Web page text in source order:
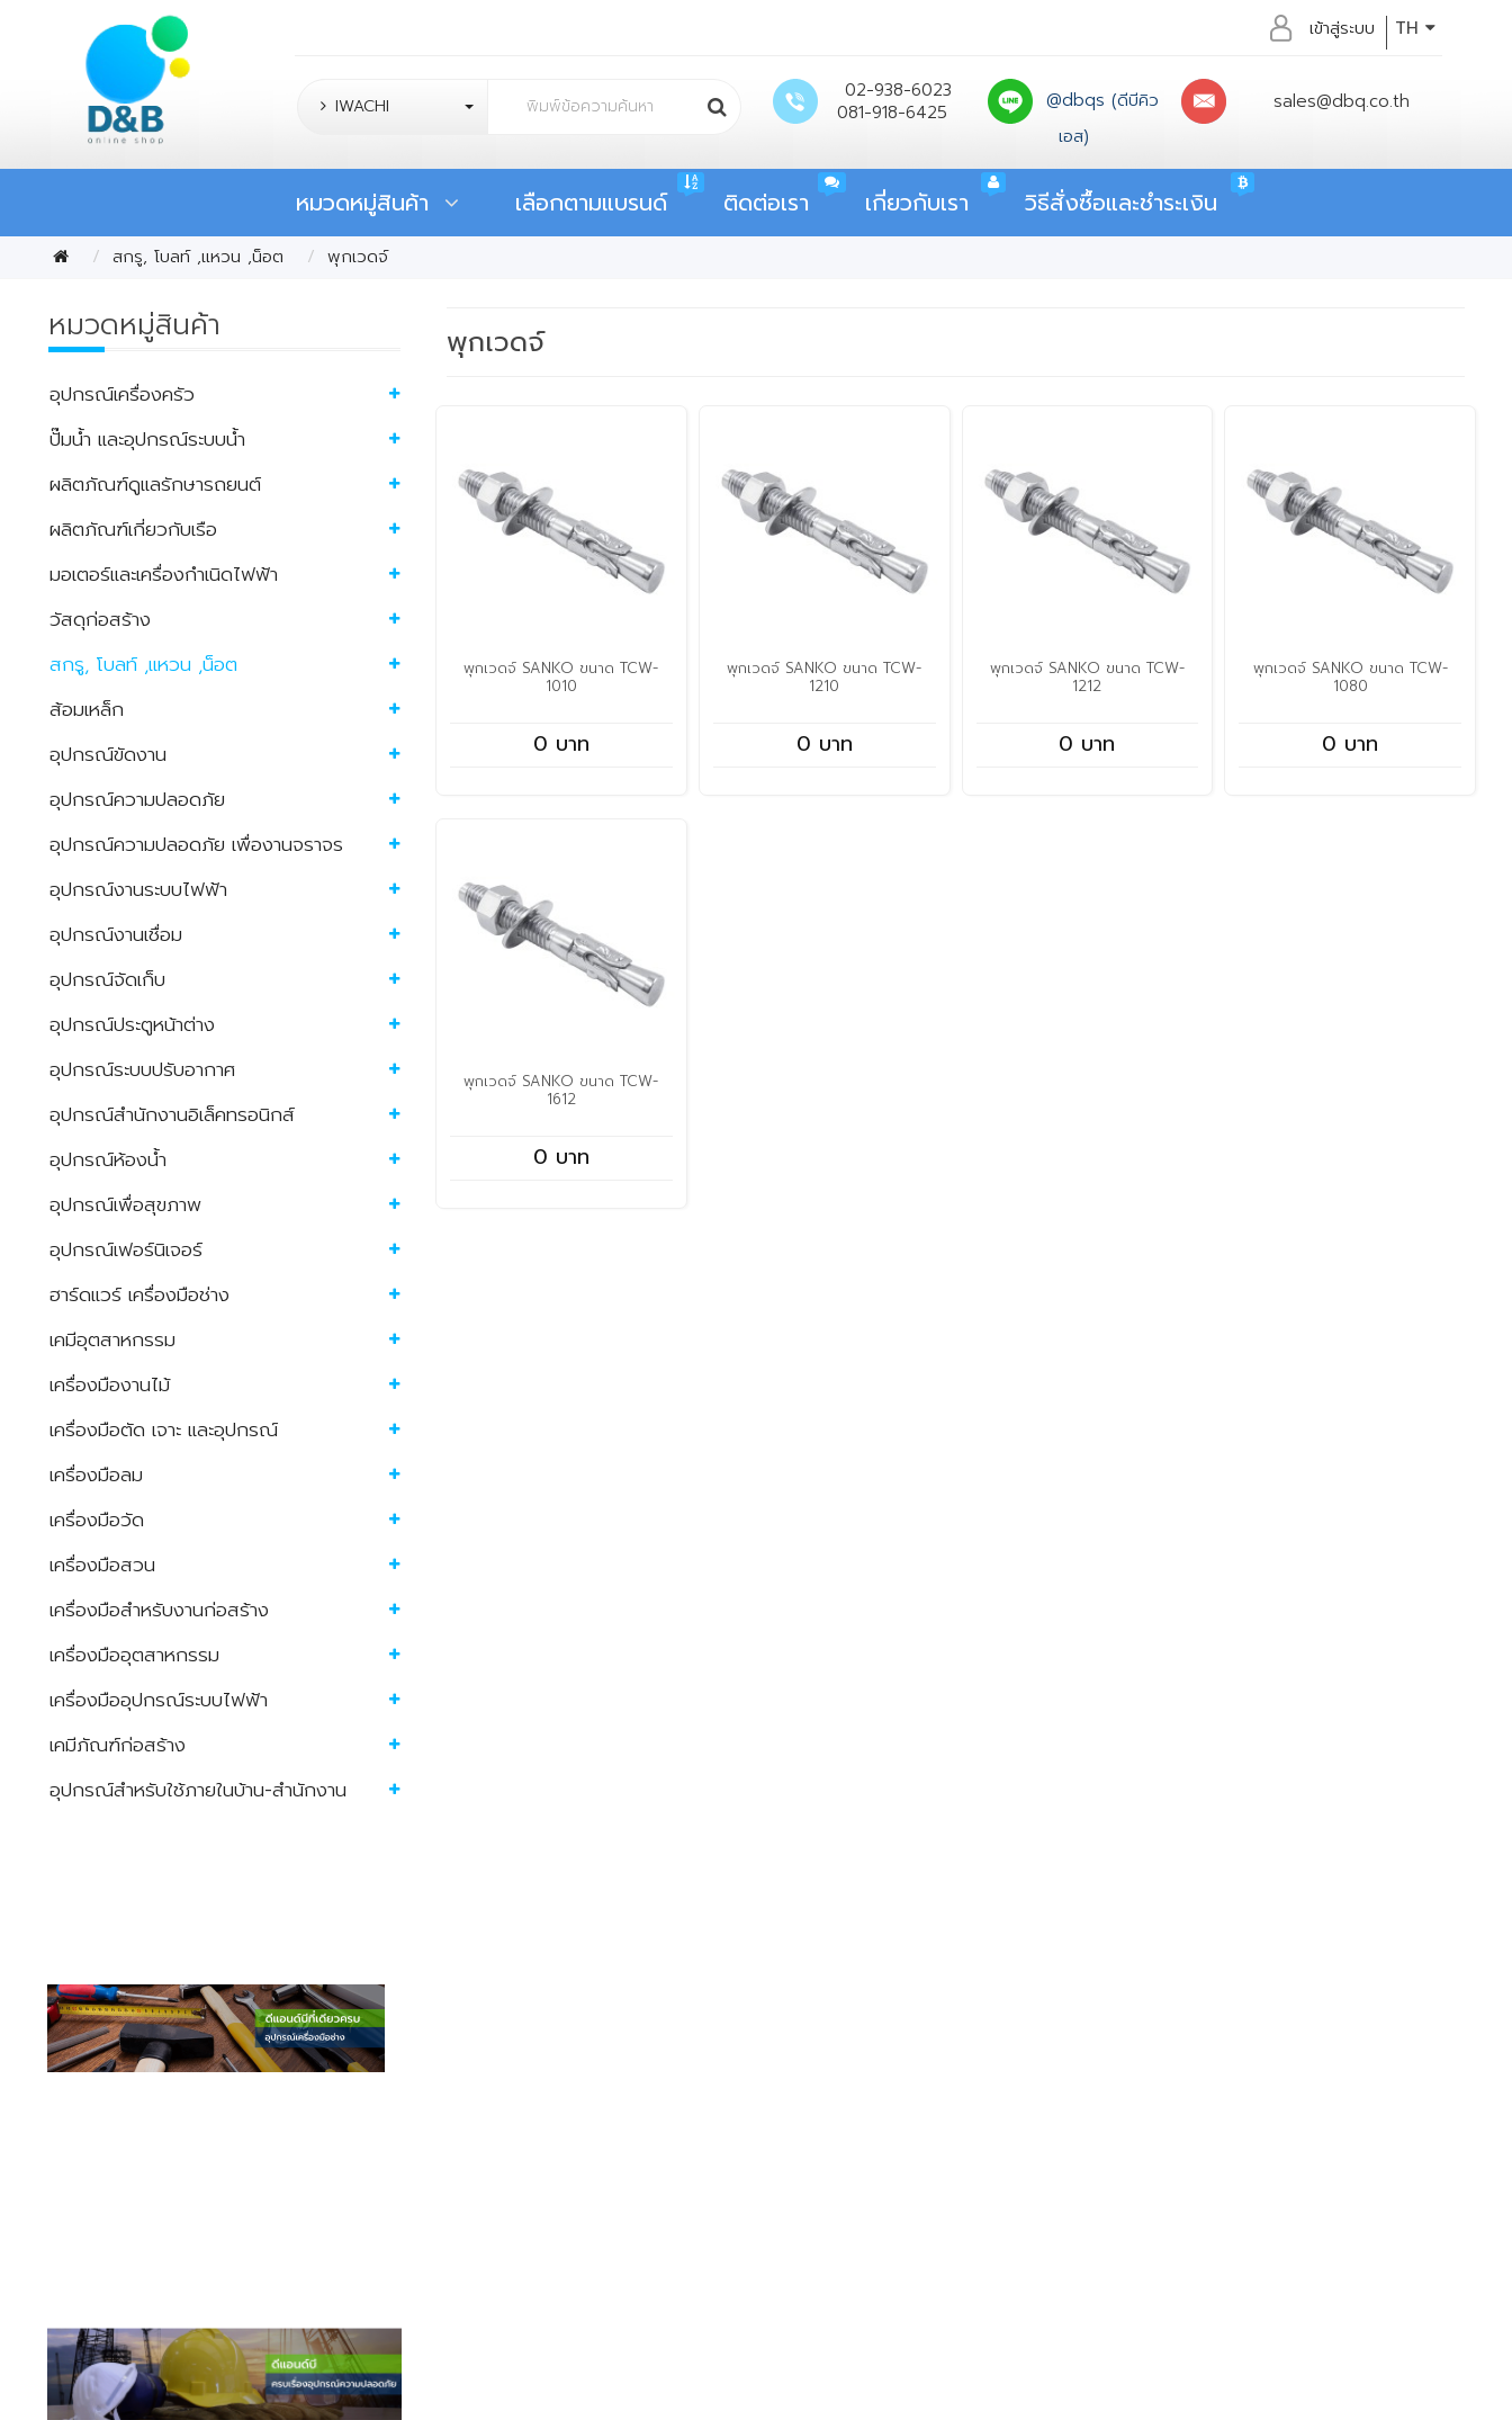
TH
เข้าสู่ระบบ
IWACHI
02-938-6023
081-918-6425
@dbqs (ดีบีคิว
เอส)
sales@dbq.co.th
หมวดหมู่สินค้า เลือกตามแบรนด์ ติดต่อเรา เกี่ยวกับเรา วิธีสั่งซื้อและชำระเงิน
สกรู, โบลท์ ,แหวน ,น็อต พุกเวดจ์
หมวดหมู่สินค้า
อุปกรณ์เครื่องครัว
ปั๊มน้ำ และอุปกรณ์ระบบน้ำ
ผลิตภัณฑ์ดูแลรักษารถยนต์
ผลิตภัณฑ์เกี่ยวกับเรือ
มอเตอร์และเครื่องกำเนิดไฟฟ้า
วัสดุก่อสร้าง
สกรู, โบลท์ ,แหวน ,น็อต
ส้อมเหล็ก
อุปกรณ์ขัดงาน
อุปกรณ์ความปลอดภัย
อุปกรณ์ความปลอดภัย เพื่องานจราจร
อุปกรณ์งานระบบไฟฟ้า
อุปกรณ์งานเชื่อม
อุปกรณ์จัดเก็บ
อุปกรณ์ประตูหน้าต่าง
อุปกรณ์ระบบปรับอากาศ
อุปกรณ์สำนักงานอิเล็คทรอนิกส์
อุปกรณ์ห้องน้ำ
อุปกรณ์เพื่อสุขภาพ
อุปกรณ์เฟอร์นิเจอร์
ฮาร์ดแวร์ เครื่องมือช่าง
เคมีอุตสาหกรรม
เครื่องมืองานไม้
เครื่องมือตัด เจาะ และอุปกรณ์
เครื่องมือลม
เครื่องมือวัด
เครื่องมือสวน
เครื่องมือสำหรับงานก่อสร้าง
เครื่องมืออุตสาหกรรม
เครื่องมืออุปกรณ์ระบบไฟฟ้า
เคมีภัณฑ์ก่อสร้าง
อุปกรณ์สำหรับใช้ภายในบ้าน-สำนักงาน
พุกเวดจ์
พุกเวดจ์ SANKO ขนาด TCW-
1010
0 บาท
พุกเวดจ์ SANKO ขนาด TCW-
1210
0 บาท
พุกเวดจ์ SANKO ขนาด TCW-
1212
0 บาท
พุกเวดจ์ SANKO ขนาด TCW-
1080
0 บาท
พุกเวดจ์ SANKO ขนาด TCW-
1612
0 บาท